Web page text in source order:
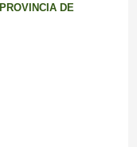
PROVINCIA DE